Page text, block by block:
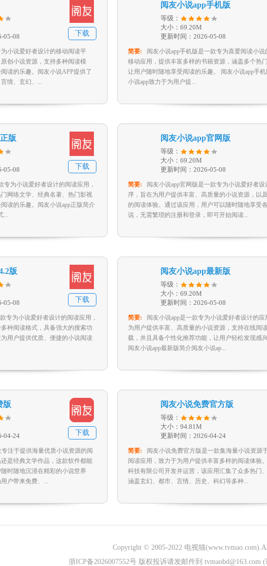
05-08
下载
小说爱好者设计的移动阅读平
创小说资源，支持多种阅读模
读的乐趣。阅友小说APP提供了
情、玄幻、...
阅友小说app手机版
等级：
大小：69.20M
更新时间：2026-05-08
简要:
阅友小说app手机版是一款专为喜爱阅读小说
移动应用，提供丰富多样的书籍资源，涵盖多个热
让用户随时随地享受阅读的乐趣。 阅友小说app手
小说app致力于为用户提...
版
05-08
下载
专为小说爱好者设计的阅读应用，
网络文学、经典名著、热门影视
读的乐趣。阅友小说app正版简介
...
阅友小说app官网版
等级：
大小：69.20M
更新时间：2026-05-08
简要:
阅友小说app官网版是一款专为小说爱好者设
序，旨在为用户提供丰富、高质量的小说资源，以
的阅读体验。通过该应用，用户可以随时随地享受
说，无需繁琐的注册和登录，即可开始阅读...
版
05-08
下载
专为小说爱好者设计的阅读应用，
种阅读格式，具备强大的搜索功
用户提供优质、便捷的小说阅读
阅友小说app最新版
等级：
大小：69.20M
更新时间：2026-05-08
简要:
阅友小说app是一款专为小说爱好者设计的应
为用户提供丰富、高质量的小说资源，支持在线阅
载，并且具备个性化推荐功能，让用户轻松发现感兴
阅友小说app最新版简介阅友小说ap...
版
04-24
下载
注于提供海量优质小说资源的阅
是经典文学作品，这款软件都能
时随地沉浸在精彩的小说世界
户带来免费、...
阅友小说免费官方版
等级：
大小：94.81M
更新时间：2026-04-24
简要:
阅友小说免费官方版是一款集海量小说资源
阅读应用，致力于为用户提供丰富多样的阅读体验
科技有限公司开发并运营，该应用汇集了众多热门
涵盖玄幻、都市、言情、历史、科幻等多种...
Copyright © 2005-2022 电视猫(www.tvmao.com)
浙ICP备2026007552号 版权投诉请发邮件到